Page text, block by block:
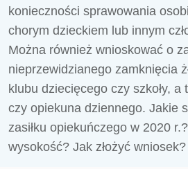
konieczności sprawowania
chorym dzieckiem lub innym
Można również wnioskować o
nieprzewidzianego zamknięcia
klubu dziecięcego czy szkoły, a
czy opiekuna dziennego. Jakie
zasiłku opiekuńczego w 2020
wysokość? Jak złożyć wniosek?